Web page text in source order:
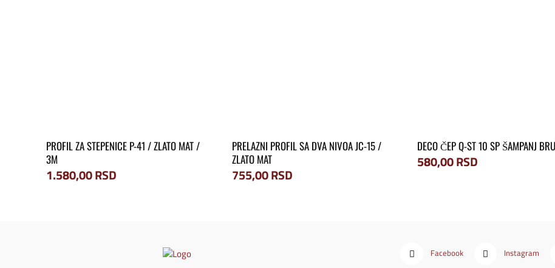
PROFIL ZA STEPENICE P-41 / ZLATO MAT /
3M
1.580,00RSD
PRELAZNI PROFIL SA DVA NIVOA JC-15 /
ZLATO MAT
755,00RSD
DECO ČEP Q-ST 10 SP ŠAMPANJ
580,00RSD
Facebook Instagram